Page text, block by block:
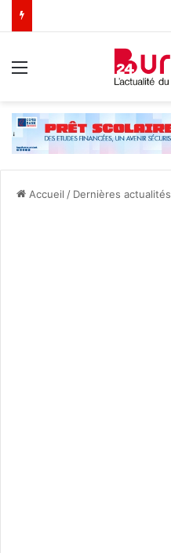
Accueil / Dernières actualités